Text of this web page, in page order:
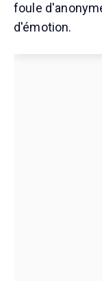
foule
d'émotion.